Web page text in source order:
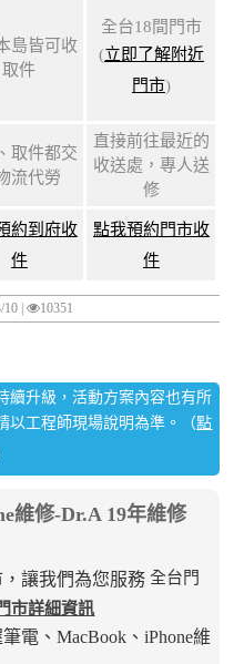
島皆可收
取件
全台18間門市
(立即了解附近
門市)
取件都交
流代勞
直接前往最近的
收送處，專人送
修
約到府收
件
點我預約門市收
件
10 | 10351
續升級，活動方案內容也有所
以工程師現場說明為準。（點
維修-Dr.A 19年維修
全台門
市詳細資訊